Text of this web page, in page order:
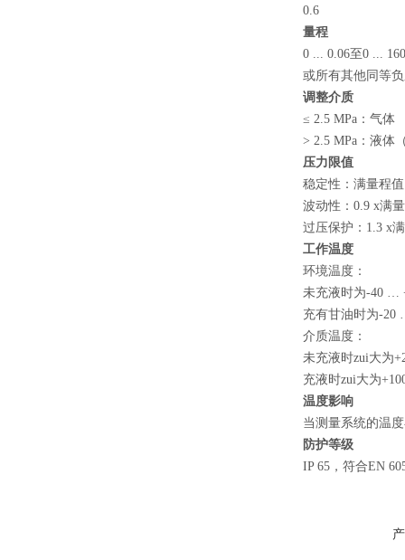
0.6
量程
0 ... 0.06至0 ...
或所有其他同等
调整介质
≤ 2.5 MPa：气体
> 2.5 MPa：液体
压力限值
稳定性：满量程值
波动性：0.9 x满
过压保护：1.3 x
工作温度
环境温度：
未充液时为-40 …
充有甘油时为-
介质温度：
未充液时zui大为
充液时zui大为
温度影响
当测量系统的温
防护等级
IP 65，符合EN